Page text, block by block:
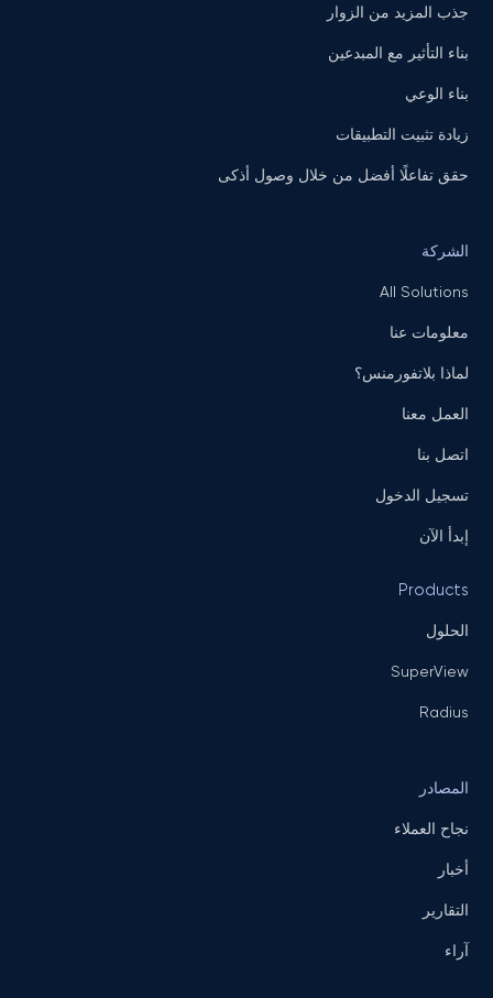
جذب المزيد من الزوار
بناء التأثير مع المبدعين
بناء الوعي
زيادة تثبيت التطبيقات
حقق تفاعلًا أفضل من خلال وصول أذكى
الشركة
All Solutions
معلومات عنا
لماذا بلاتفورمنس؟
العمل معنا
اتصل بنا
تسجيل الدخول
إبدأ الآن
Products
الحلول
SuperView
Radius
المصادر
نجاح العملاء
أخبار
التقارير
آراء